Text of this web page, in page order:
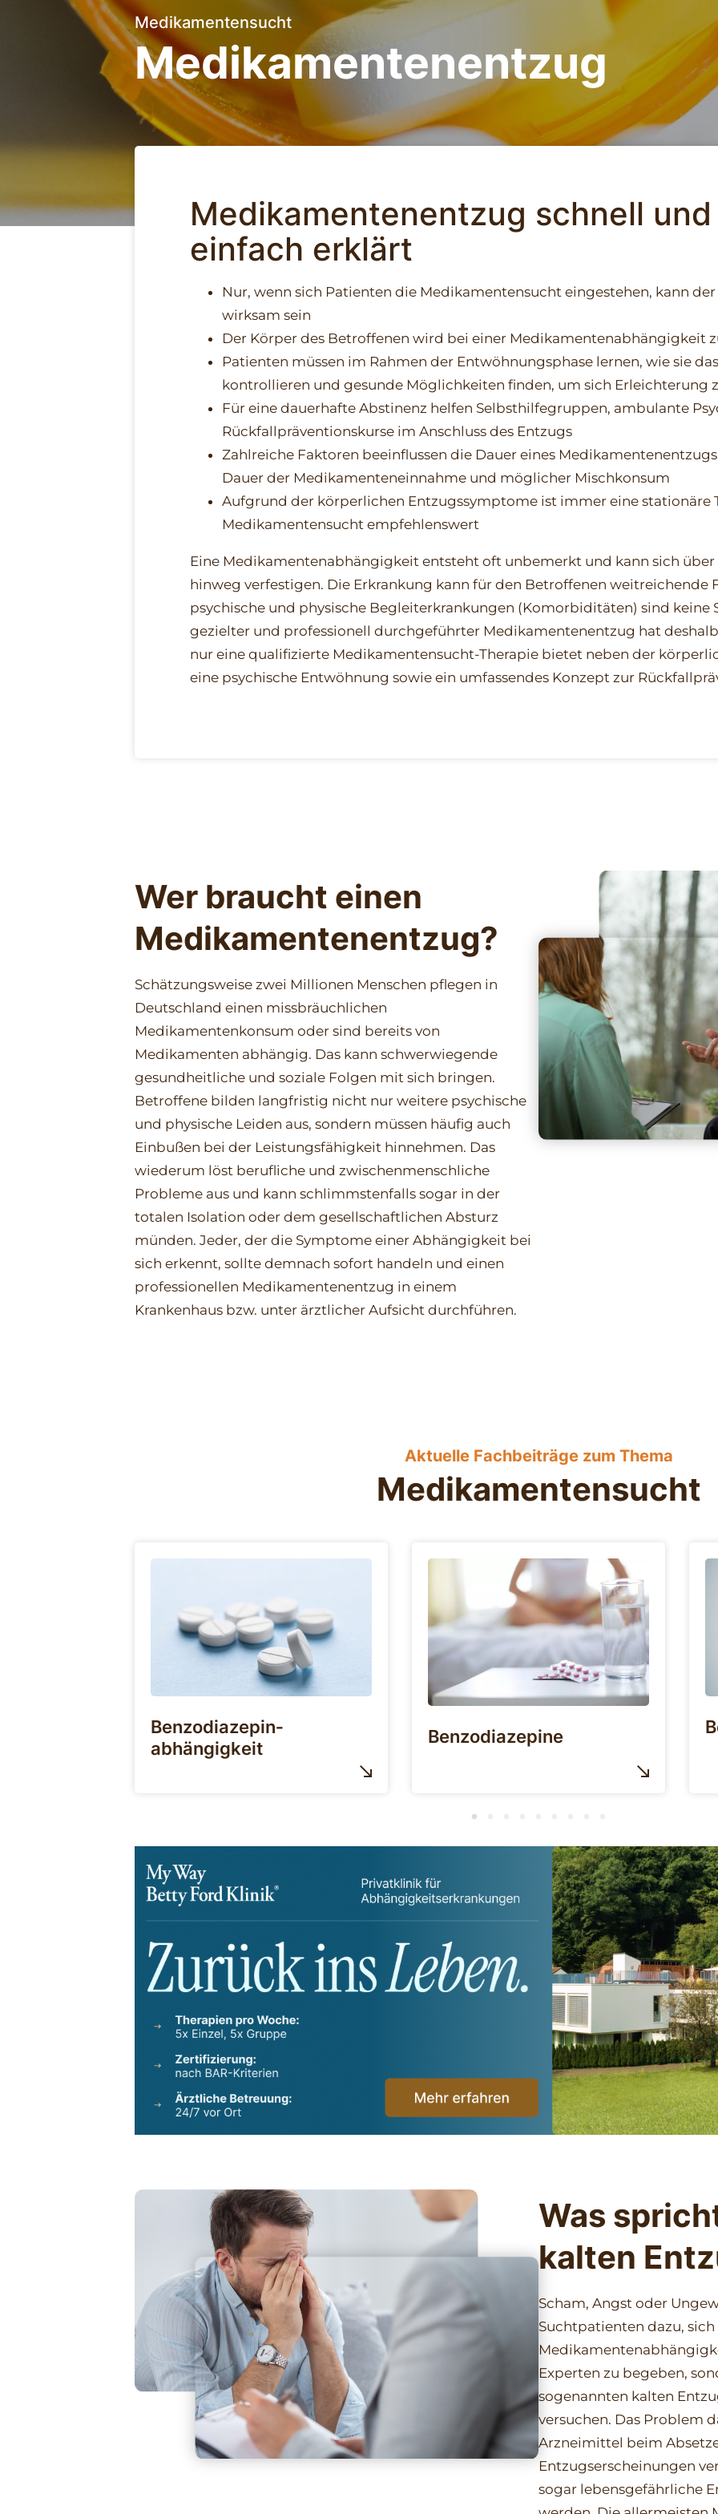
Medikamentensucht
Medikamentenentzug
Medikamentenentzug schnell und
einfach erklärt
Nur, wenn sich Patienten die Medikamentensucht eingestehen, kann der
wirksam sein
Der Körper des Betroffenen wird bei einer Medikamentenabhängigkeit
Patienten müssen im Rahmen der Entwöhnungsphase lernen, wie sie
kontrollieren und gesunde Möglichkeiten finden, um sich Erleichterung
Für eine dauerhafte Abstinenz helfen Selbsthilfegruppen, ambulante
Rückfallpräventionskurse im Anschluss des Entzugs
Zahlreiche Faktoren beeinflussen die Dauer eines
Dauer der Medikamenteneinnahme und möglicher Mischkonsum
Aufgrund der körperlichen Entzugssymptome ist immer eine stationäre
Medikamentensucht empfehlenswert
Eine Medikamentenabhängigkeit entsteht oft unbemerkt und kann sich über
hinweg verfestigen. Die Erkrankung kann für den Betroffenen weitreichende
psychische und physische Begleiterkrankungen (Komorbiditäten) sind keine
gezielter und professionell durchgeführter Medikamentenentzug hat deshalb
nur eine qualifizierte Medikamentensucht-Therapie bietet neben der
eine psychische Entwöhnung sowie ein umfassendes Konzept zur
Wer braucht einen
Medikamentenentzug?
Schätzungsweise zwei Millionen Menschen pflegen in
Deutschland einen missbräuchlichen
Medikamentenkonsum oder sind bereits von
Medikamenten abhängig. Das kann schwerwiegende
gesundheitliche und soziale Folgen mit sich bringen.
Betroffene bilden langfristig nicht nur weitere psychische
und physische Leiden aus, sondern müssen häufig auch
Einbußen bei der Leistungsfähigkeit hinnehmen. Das
wiederum löst berufliche und zwischenmenschliche
Probleme aus und kann schlimmstenfalls sogar in der
totalen Isolation oder dem gesellschaftlichen Absturz
münden. Jeder, der die Symptome einer Abhängigkeit bei
sich erkennt, sollte demnach sofort handeln und einen
professionellen Medikamentenentzug in einem
Krankenhaus bzw. unter ärztlicher Aufsicht durchführen.
Aktuelle Fachbeiträge zum Thema
Medikamentensucht
Benzodiazepin­
abhängigkeit
Benzodiazepine
Was
kalten
Scham, Angst oder
Suchtpatienten dazu, sich
Experten zu begeben,
sogenannten kalten
versuchen. Das Problem
Arzneimittel beim
Entzugserscheinungen
sogar lebensgefährliche